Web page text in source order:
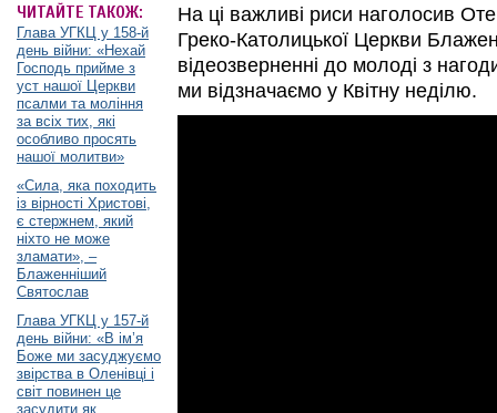
ЧИТАЙТЕ ТАКОЖ:
Глава УГКЦ у 158-й
день війни: «Нехай
Господь прийме з
уст нашої Церкви
псалми та моління
за всіх тих, які
особливо просять
нашої молитви»
«Сила, яка походить
із вірності Христові,
є стержнем, який
ніхто не може
зламати», –
Блаженніший
Святослав
Глава УГКЦ у 157-й
день війни: «В ім’я
Боже ми засуджуємо
звірства в Оленівці і
світ повинен це
засудити як
На ці важливі риси наголосив
Греко-Католицької Церкви
відеозверненні до молоді з
ми відзначаємо у Квітну неділю.